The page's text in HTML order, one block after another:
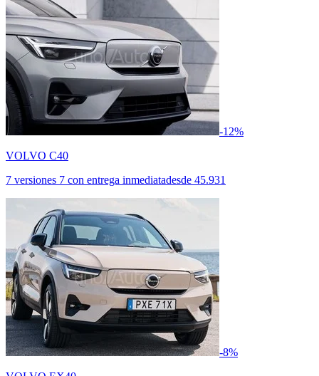
-12%
VOLVO C40
7 versiones 7 con entrega inmediatadesde 45.931
-8%